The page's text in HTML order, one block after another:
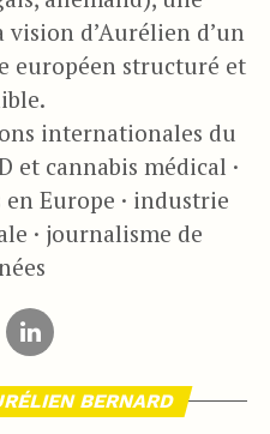
d’Aurélien d’un
européen structuré et
internationales du
et cannabis médical ·
Europe · industrie
· journalisme de
BERNARD